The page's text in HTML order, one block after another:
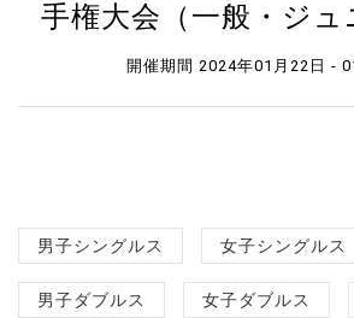
手権大会（一般・ジュ
開催期間 2024年01月22日 -
男子シングルス 女子シングルス
男子ダブルス 女子ダブルス